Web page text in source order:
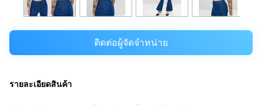
ติดต่อผู้จัดจำหน่าย
รายละเอียดสินค้า